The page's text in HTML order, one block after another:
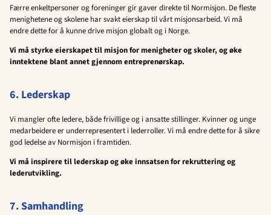
Færre enkeltpersoner og foreninger gir gaver direkte til Normisjon. De fleste
menighetene og skolene har svakt eierskap til vårt misjonsarbeid. Vi må
endre dette for å kunne drive misjon globalt og i Norge.
Vi må styrke eierskapet til misjon for menigheter og skoler, og øke
inntektene blant annet gjennom entreprenørskap.
6. Lederskap
Vi mangler ofte ledere, både frivillige og i ansatte stillinger. Kvinner og unge
medarbeidere er underrepresentert i lederroller. Vi må endre dette for å sikre
god ledelse av Normisjon i framtiden.
Vi må inspirere til lederskap og øke innsatsen for rekruttering og
lederutvikling.
7. Samhandling